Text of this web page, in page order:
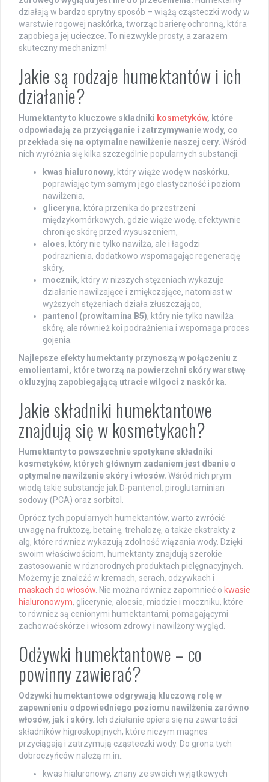
działają w bardzo sprytny sposób – wiążą cząsteczki wody w
warstwie rogowej naskórka, tworząc barierę ochronną, która
zapobiega jej ucieczce. To niezwykle prosty, a zarazem
skuteczny mechanizm!
Jakie są rodzaje humektantów i ich
działanie?
Humektanty to kluczowe składniki kosmetyków, które
odpowiadają za przyciąganie i zatrzymywanie wody, co
przekłada się na optymalne nawilżenie naszej cery. Wśród
nich wyróżnia się kilka szczególnie popularnych substancji.
kwas hialuronowy, który wiąże wodę w naskórku,
poprawiając tym samym jego elastyczność i poziom
nawilżenia,
gliceryna, która przenika do przestrzeni
międzykomórkowych, gdzie wiąże wodę, efektywnie
chroniąc skórę przed wysuszeniem,
aloes, który nie tylko nawilża, ale i łagodzi
podrażnienia, dodatkowo wspomagając regenerację
skóry,
mocznik, który w niższych stężeniach wykazuje
działanie nawilżające i zmiękczające, natomiast w
wyższych stężeniach działa złuszczająco,
pantenol (prowitamina B5), który nie tylko nawilża
skórę, ale również koi podrażnienia i wspomaga proces
gojenia.
Najlepsze efekty humektanty przynoszą w połączeniu z
emolientami, które tworzą na powierzchni skóry warstwę
okluzyjną zapobiegającą utracie wilgoci z naskórka.
Jakie składniki humektantowe
znajdują się w kosmetykach?
Humektanty to powszechnie spotykane składniki
kosmetyków, których głównym zadaniem jest dbanie o
optymalne nawilżenie skóry i włosów. Wśród nich prym
wiodą takie substancje jak D-pantenol, piroglutaminian
sodowy (PCA) oraz sorbitol.
Oprócz tych popularnych humektantów, warto zwrócić
uwagę na fruktozę, betainę, trehalozę, a także ekstrakty z
alg, które również wykazują zdolność wiązania wody. Dzięki
swoim właściwościom, humektanty znajdują szerokie
zastosowanie w różnorodnych produktach pielęgnacyjnych.
Możemy je znaleźć w kremach, serach, odżywkach i
maskach do włosów . Nie można również zapomnieć o kwasie
hialuronowym, glicerynie, aloesie, miodzie i moczniku, które
to również są cenionymi humektantami, pomagającymi
zachować skórze i włosom zdrowy i nawilżony wygląd.
Odżywki humektantowe – co
powinny zawierać?
Odżywki humektantowe odgrywają kluczową rolę w
zapewnieniu odpowiedniego poziomu nawilżenia zarówno
włosów, jak i skóry. Ich działanie opiera się na zawartości
składników higroskopijnych, które niczym magnes
przyciągają i zatrzymują cząsteczki wody. Do grona tych
dobroczyńców należą m.in.:
kwas hialuronowy, znany ze swoich wyjątkowych